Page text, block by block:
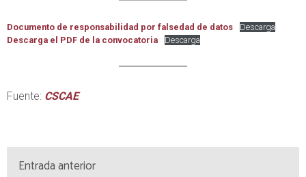
Documento de responsabilidad por falsedad de datos
Descarga
Descarga el PDF de la convocatoria
Descarga
Fuente: CSCAE
Entrada anterior